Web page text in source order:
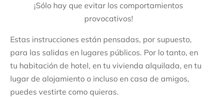
¡Sólo hay que evitar los comportamientos
provocativos!
Estas instrucciones están pensadas, por supuesto,
para las salidas en lugares públicos. Por lo tanto, en
tu habitación de hotel, en tu vivienda alquilada, en tu
lugar de alojamiento o incluso en casa de amigos,
puedes vestirte como quieras.